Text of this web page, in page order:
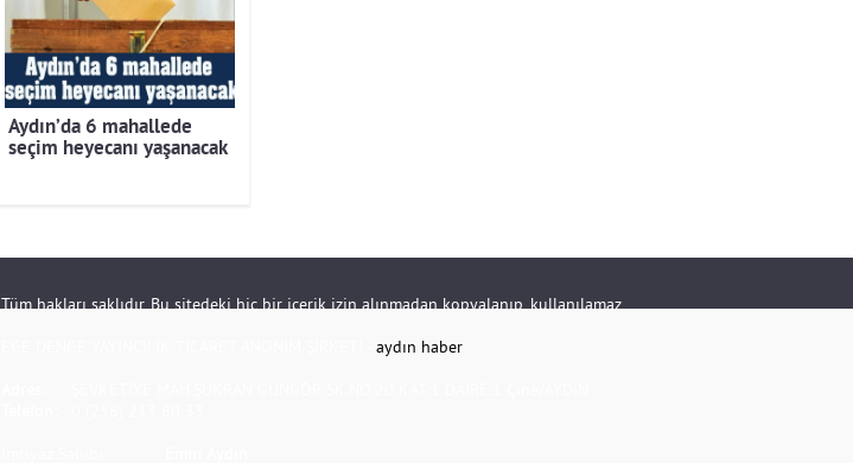
Aydın’da 6 mahallede
seçim heyecanı yaşanacak
Tüm hakları saklıdır. Bu sitedeki hiç bir içerik izin alınmadan kopyalanıp, kullanılamaz.
aydın haber